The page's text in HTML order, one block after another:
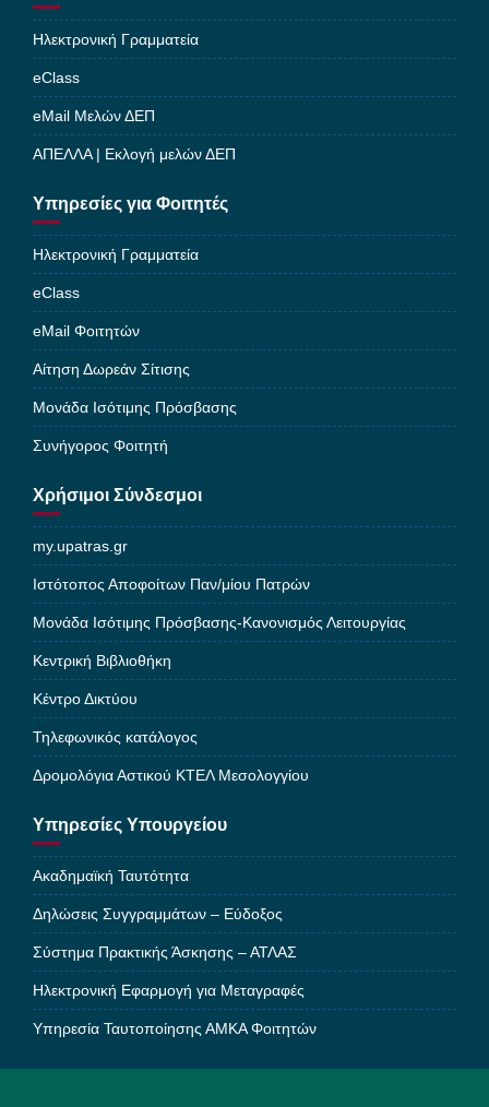
Ηλεκτρονική Γραμματεία
eClass
eMail Μελών ΔΕΠ
ΑΠΕΛΛΑ | Εκλογή μελών ΔΕΠ
Υπηρεσίες για Φοιτητές
Ηλεκτρονική Γραμματεία
eClass
eMail Φοιτητών
Αίτηση Δωρεάν Σίτισης
Μονάδα Ισότιμης Πρόσβασης
Συνήγορος Φοιτητή
Χρήσιμοι Σύνδεσμοι
my.upatras.gr
Ιστότοπος Αποφοίτων Παν/μίου Πατρών
Μονάδα Ισότιμης Πρόσβασης-Κανονισμός Λειτουργίας
Κεντρική Βιβλιοθήκη
Κέντρο Δικτύου
Τηλεφωνικός κατάλογος
Δρομολόγια Αστικού ΚΤΕΛ Μεσολογγίου
Υπηρεσίες Υπουργείου
Ακαδημαϊκή Ταυτότητα
Δηλώσεις Συγγραμμάτων – Εύδοξος
Σύστημα Πρακτικής Άσκησης – ΑΤΛΑΣ
Ηλεκτρονική Εφαρμογή για Μεταγραφές
Υπηρεσία Ταυτοποίησης ΑΜΚΑ Φοιτητών